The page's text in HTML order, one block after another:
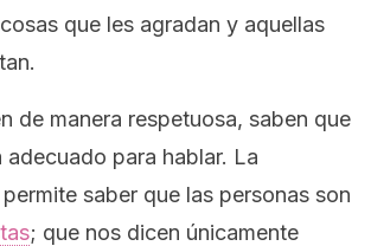
que les agradan y aquellas
de manera respetuosa, saben que
adecuado para hablar. La
saber que las personas son
; que nos dicen únicamente